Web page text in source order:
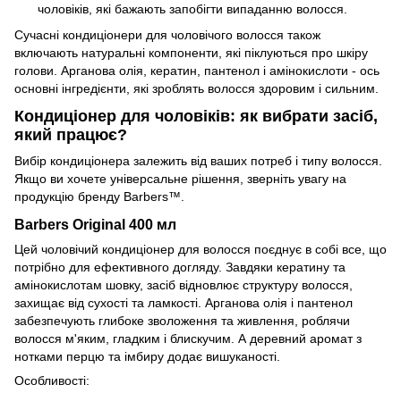
чоловіків, які бажають запобігти випаданню волосся.
Сучасні кондиціонери для чоловічого волосся також
включають натуральні компоненти, які піклуються про шкіру
голови. Арганова олія, кератин, пантенол і амінокислоти - ось
основні інгредієнти, які зроблять волосся здоровим і сильним.
Кондиціонер для чоловіків: як вибрати засіб,
який працює?
Вибір кондиціонера залежить від ваших потреб і типу волосся.
Якщо ви хочете універсальне рішення, зверніть увагу на
продукцію бренду Barbers™.
Barbers Original 400 мл
Цей чоловічий кондиціонер для волосся поєднує в собі все, що
потрібно для ефективного догляду. Завдяки кератину та
амінокислотам шовку, засіб відновлює структуру волосся,
захищає від сухості та ламкості. Арганова олія і пантенол
забезпечують глибоке зволоження та живлення, роблячи
волосся м'яким, гладким і блискучим. А деревний аромат з
нотками перцю та імбиру додає вишуканості.
Особливості: